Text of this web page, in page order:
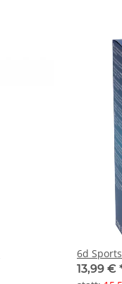
6d
13,99 €